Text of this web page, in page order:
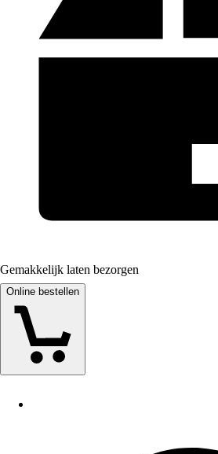
Gemakkelijk laten bezorgen
Online bestellen